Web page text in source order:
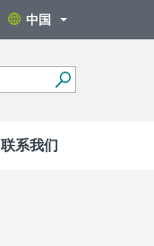
中国
联系我们